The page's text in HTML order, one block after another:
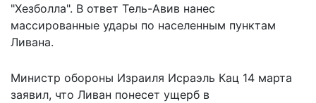
"Хезболла". В ответ Тель-Авив нанес
массированные удары по населенным пунктам
Ливана.
Министр обороны Израиля Исраэль Кац 14 марта
заявил, что Ливан понесет ущерб в